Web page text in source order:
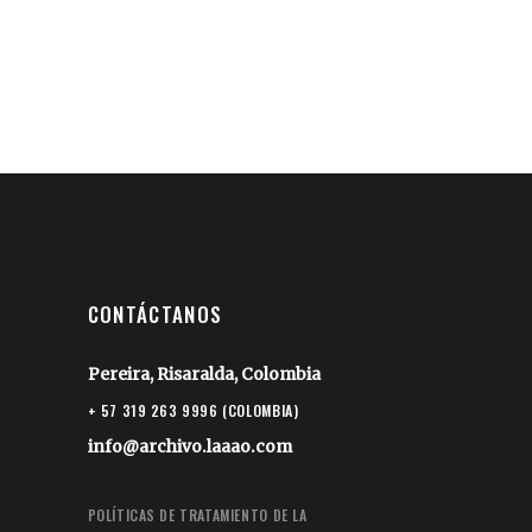
CONTÁCTANOS
Pereira, Risaralda, Colombia
+ 57 319 263 9996 (COLOMBIA)
info@archivo.laaao.com
POLÍTICAS DE TRATAMIENTO DE LA